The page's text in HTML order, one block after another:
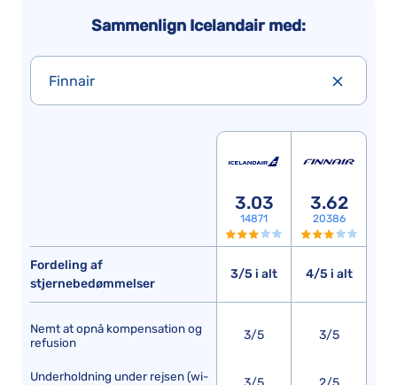
Sammenlign Icelandair med:
Finnair
Fordeling af
stjernebedømmelser
Nemt at opnå kompensation og
refusion
Underholdning under rejsen (wi-
3.03
14871
3/5 i alt
3/5
3.62
20386
4/5 i alt
3/5